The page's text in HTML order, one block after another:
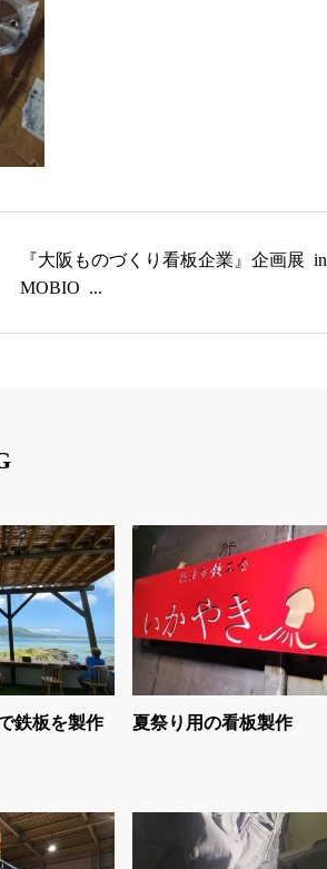
『大阪ものづくり看板企業』企画展 in
MOBIO ...
鉄板を製作
夏祭り用の看板製作